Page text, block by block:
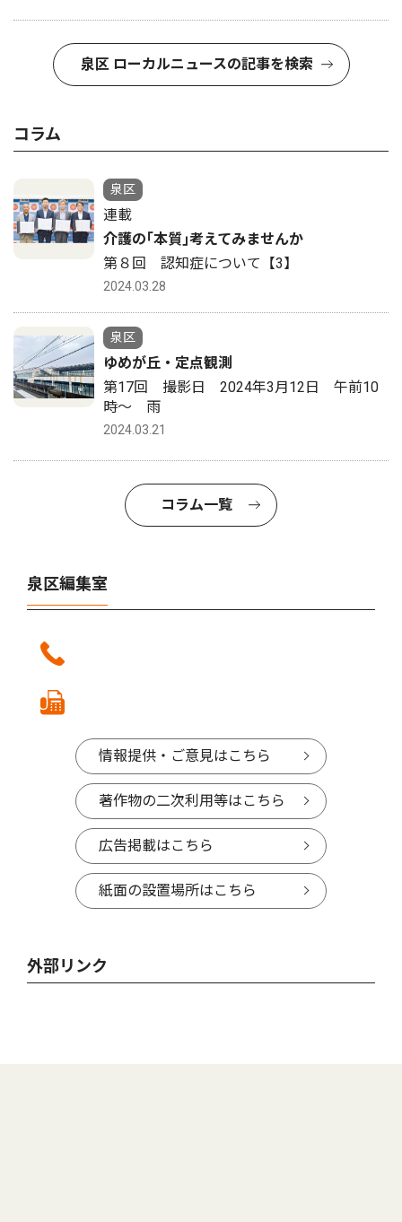
泉区 ローカルニュースの記事を検索
コラム
泉区
連載
介護の｢本質｣考えてみませんか
第８回 認知症について【3】
2024.03.28
泉区
ゆめが丘・定点観測
第17回 撮影日 2024年3月12日 午前10
時〜 雨
2024.03.21
コラム一覧
泉区編集室
情報提供・ご意見はこちら
著作物の二次利用等はこちら
広告掲載はこちら
紙面の設置場所はこちら
外部リンク